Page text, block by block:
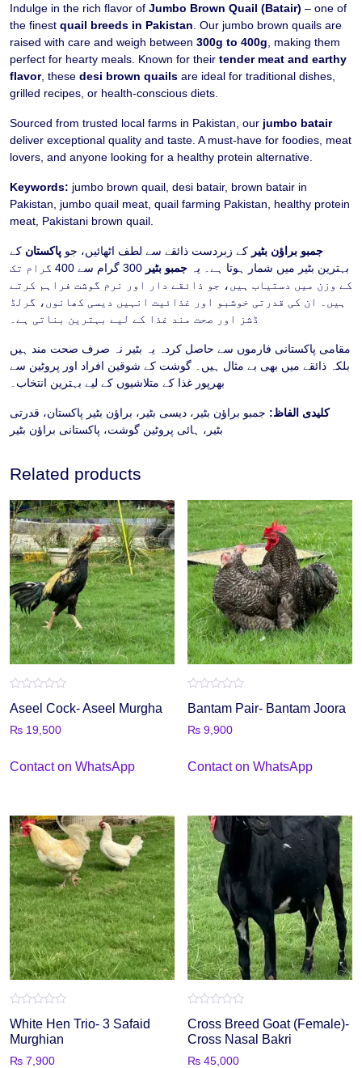
Indulge in the rich flavor of Jumbo Brown Quail (Batair) – one of
the finest quail breeds in Pakistan . Our jumbo brown quails are
raised with care and weigh between 300g to 400g , making them
perfect for hearty meals. Known for their tender meat and earthy
flavor, these desi brown quails are ideal for traditional dishes,
grilled recipes, or health-conscious diets.
Sourced from trusted local farms in Pakistan, our jumbo batair
deliver exceptional quality and taste. A must-have for foodies, meat
lovers, and anyone looking for a healthy protein alternative.
Keywords: jumbo brown quail, desi batair, brown batair in
Pakistan, jumbo quail meat, quail farming Pakistan, healthy protein
meat, Pakistani brown quail.
جمبو براؤن بٹیر کے زبردست ذائقے سے لطف اٹھائیں، جو پاکستان کے
بہترین بٹیر میں شمار ہوتا ہے۔ یہ جمبو بٹیر
300 گرام سے 400 گرام تک
کے وزن میں دستیاب ہیں، جو ذائقے دار اور نرم گوشت فراہم کرتے
ہیں۔ ان کی قدرتی خوشبو اور غذائیت انہیں دیسی کھانوں، گرلڈ
ڈشز اور صحت مند غذا کے لیے بہترین بناتی ہے۔
مقامی پاکستانی فارموں سے حاصل کردہ یہ بٹیر نہ صرف صحت مند ہیں
بلکہ ذائقے میں بھی بے مثال ہیں۔ گوشت کے شوقین افراد اور پروٹین سے
بھرپور غذا کے متلاشیوں کے لیے بہترین انتخاب۔
کلیدی الفاظ: جمبو براؤن بٹیر، دیسی بٹیر، براؤن بٹیر پاکستان، قدرتی
بٹیر، ہائی پروٹین گوشت، پاکستانی براؤن بٹیر
Related products
0
of
Aseel Cock- Aseel Murgha
₨ 19,500
Contact on WhatsApp
0
of
Bantam Pair- Bantam Joora
₨ 9,900
Contact on WhatsApp
0
out
of
5
White Hen Trio- 3 Safaid
Murghian
₨ 7,900
0
out
of
5
Cross Breed Goat (Female)-
Cross Nasal Bakri
₨ 45,000